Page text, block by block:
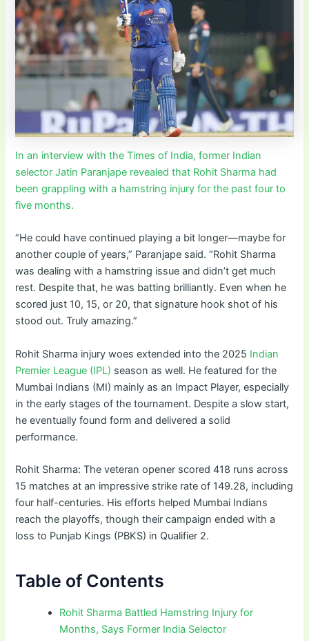
In an interview with the Times of India, former Indian
selector Jatin Paranjape revealed that Rohit Sharma had
been grappling with a hamstring injury for the past four to
five months.
“He could have continued playing a bit longer—maybe for
another couple of years,” Paranjape said. “Rohit Sharma
was dealing with a hamstring issue and didn’t get much
rest. Despite that, he was batting brilliantly. Even when he
scored just 10, 15, or 20, that signature hook shot of his
stood out. Truly amazing.”
Rohit Sharma injury woes extended into the 2025 Indian
Premier League (IPL) season as well. He featured for the
Mumbai Indians (MI) mainly as an Impact Player, especially
in the early stages of the tournament. Despite a slow start,
he eventually found form and delivered a solid
performance.
Rohit Sharma: The veteran opener scored 418 runs across
15 matches at an impressive strike rate of 149.28, including
four half-centuries. His efforts helped Mumbai Indians
reach the playoffs, though their campaign ended with a
loss to Punjab Kings (PBKS) in Qualifier 2.
Table of Contents
Rohit Sharma Battled Hamstring Injury for
Months, Says Former India Selector